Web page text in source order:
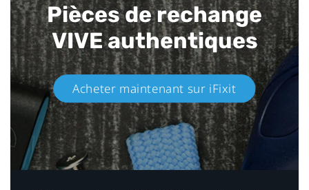
Pièces de rechange
VIVE authentiques​
Acheter maintenant sur iFixit​